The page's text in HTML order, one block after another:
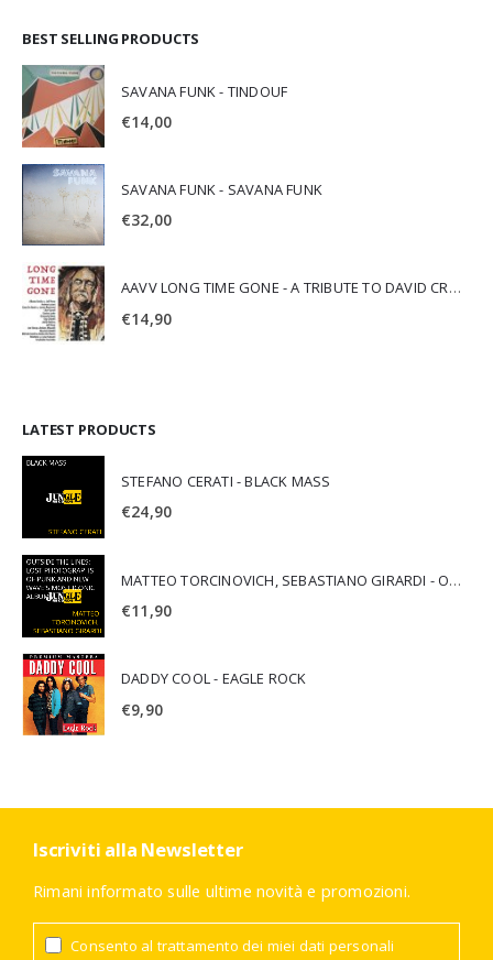
BEST SELLING PRODUCTS
SAVANA FUNK - TINDOUF
€14,00
SAVANA FUNK - SAVANA FUNK
€32,00
AAVV LONG TIME GONE - A TRIBUTE TO DAVID CROSBY
€14,90
LATEST PRODUCTS
STEFANO CERATI - BLACK MASS
€24,90
MATTEO TORCINOVICH, SEBASTIANO GIRARDI - OUTSIDE THE LINES: LOST PHOTOGRAPHS OF PUNK AND NEW WAVE'S MOST ICONIC ALBUMS
€11,90
DADDY COOL - EAGLE ROCK
€9,90
Iscriviti alla Newsletter
Rimani informato sulle ultime novità e promozioni.
Consento al trattamento dei miei dati personali